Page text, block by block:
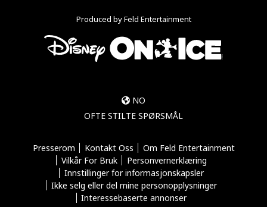
Produced by Feld Entertainment
NO
OFTE STILTE SPØRSMÅL
Presserom Kontakt Oss
Om Feld Entertainment
Vilkår For Bruk
Personvernerklæring
Innstillinger for informasjonskapsler
Ikke selg eller del mine personopplysninger
Interessebaserte annonser